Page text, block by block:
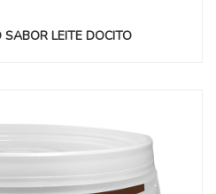
SABOR LEITE DOCITO